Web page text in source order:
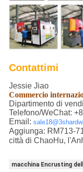
Contattimi
Jessie Jiao
Commercio
Dipartimento di
Telefono/WeChat:
Email:
Aggiunga: RM713-
città di ChaoHu,
macchina Encrusting